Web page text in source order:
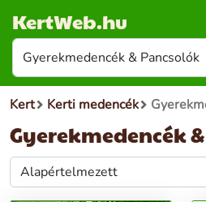
KertWeb.hu
Kert Kerti medencék
Gyerekmedencék